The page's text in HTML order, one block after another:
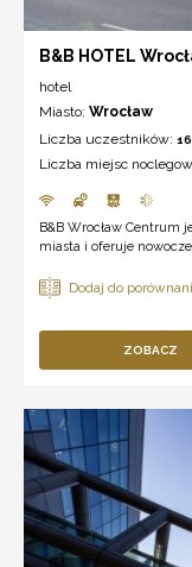
B&B HOTEL
hotel
Miasto: Wrocław
Liczba uczestników: 16
Liczba miejsc
B&B Wrocław Centrum
miasta i oferuje
ZOBACZ